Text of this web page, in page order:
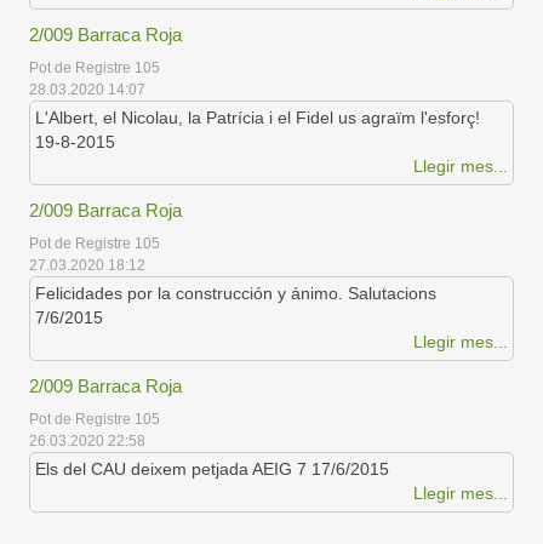
2/009 Barraca Roja
Pot de Registre 105
28.03.2020 14:07
L'Albert, el Nicolau, la Patrícia i el Fidel us agraïm l'esforç!
19-8-2015
Llegir mes...
2/009 Barraca Roja
Pot de Registre 105
27.03.2020 18:12
Felicidades por la construcción y ánimo. Salutacions
7/6/2015
Llegir mes...
2/009 Barraca Roja
Pot de Registre 105
26.03.2020 22:58
Els del CAU deixem petjada AEIG 7 17/6/2015
Llegir mes...